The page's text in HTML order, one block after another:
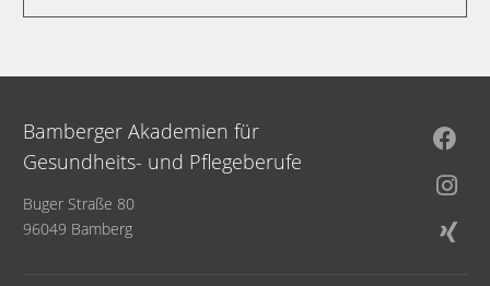
Bamberger Akademien für
Gesundheits- und Pflegeberufe
Buger Straße 80
96049 Bamberg